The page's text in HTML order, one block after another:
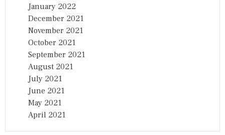
January 2022
December 2021
November 2021
October 2021
September 2021
August 2021
July 2021
June 2021
May 2021
April 2021